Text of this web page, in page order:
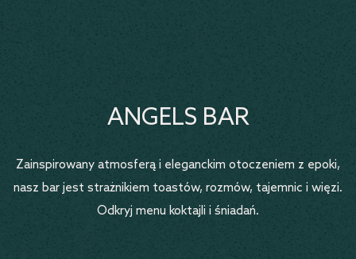
chmurami.ANGELS BAR
Zainspirowany atmosferą i eleganckim otoczeniem z epoki,
nasz bar jest strażnikiem toastów, rozmów, tajemnic i więzi.
Odkryj menu koktajli i śniadań.